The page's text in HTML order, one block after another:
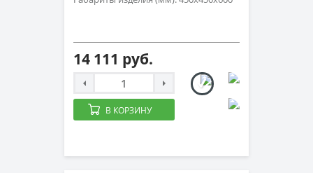
14 111 руб.
В КОРЗИНУ